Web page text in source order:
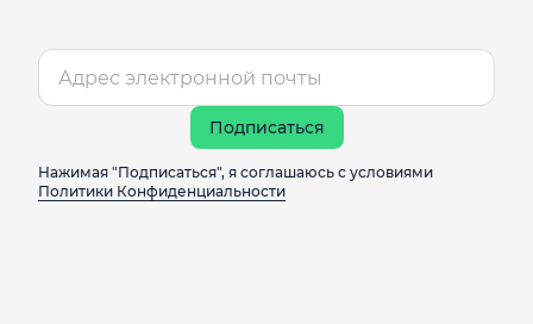
Подписаться
Нажимая "Подписаться", я соглашаюсь с условиями
Политики Конфиденциальности